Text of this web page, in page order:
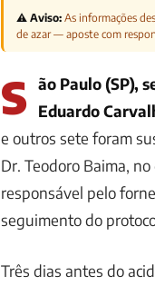
⚠️ Aviso: As informações
de azar — aposte com
S ão Paulo (SP),
Eduardo
e outros sete foram
Dr. Teodoro Baima,
responsável pelo
seguimento do
Três dias antes do